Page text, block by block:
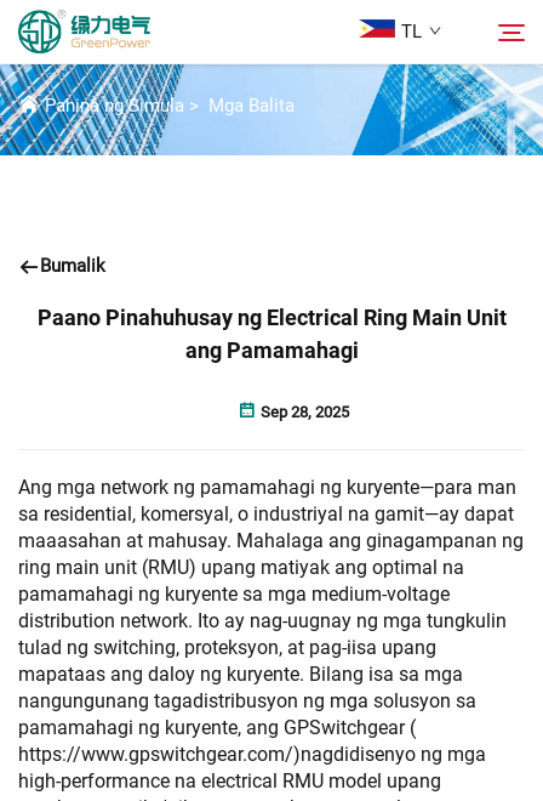
TL
Mga Produkto
Makipag-ugnayan sa Amin
BALITA
Pahina ng Simula > Mga Balita
Bumalik
Paano Pinahuhusay ng Electrical Ring Main Unit
ang Pamamahagi
Sep 28, 2025
Ang mga network ng pamamahagi ng kuryente—para man
sa residential, komersyal, o industriyal na gamit—ay dapat
maaasahan at mahusay. Mahalaga ang ginagampanan ng
ring main unit (RMU) upang matiyak ang optimal na
pamamahagi ng kuryente sa mga medium-voltage
distribution network. Ito ay nag-uugnay ng mga tungkulin
tulad ng switching, proteksyon, at pag-iisa upang
mapataas ang daloy ng kuryente. Bilang isa sa mga
nangungunang tagadistribusyon ng mga solusyon sa
pamamahagi ng kuryente, ang GPSwitchgear (
https://www.gpswitchgear.com/)nagdidisenyo ng mga
high-performance na electrical RMU model upang